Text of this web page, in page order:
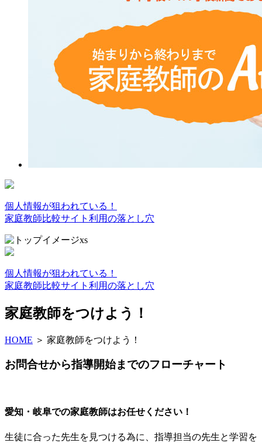
個人情報が狙われている！
家庭教師比較サイト利用の落とし穴
個人情報が狙われている！
家庭教師比較サイト利用の落とし穴
家庭教師をつけよう！
HOME ＞ 家庭教師をつけよう！
お問合せから指導開始までのフローチャート
愛知・岐阜での家庭教師はお任せください！
生徒に合った先生を見つける為に、指導担当の先生と学習を